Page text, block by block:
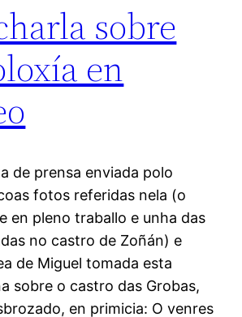
sobre
en
de prensa enviada polo
fotos referidas nela (o
en pleno traballo e unha das
no castro de Zoñán) e
de Miguel tomada esta
sobre o castro das Grobas,
en primicia: O venres